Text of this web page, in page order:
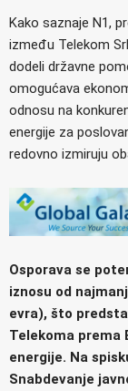
Kako saznaje N1,
između Telekom
dodeli državne
omogućava
odnosu na
energije za
redovno izmiruju
Osporava se
iznosu od
evra), što
Telekoma prema
energije. Na
Snabdevanje